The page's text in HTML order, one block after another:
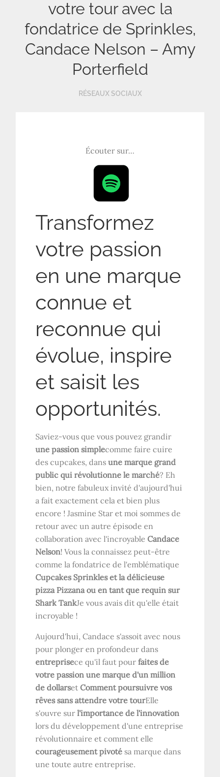
votre tour avec la
fondatrice de Sprinkles,
Candace Nelson – Amy
Porterfield
RÉSEAUX SOCIAUX
Écouter sur…
Transformez
votre passion
en une marque
connue et
reconnue qui
évolue, inspire
et saisit les
opportunités.
Saviez-vous que vous pouvez grandir
une passion simplecomme faire cuire
des cupcakes, dans une marque grand
public qui révolutionne le marché? Eh
bien, notre fabuleux invité d'aujourd'hui
a fait exactement cela et bien plus
encore ! Jasmine Star et moi sommes de
retour avec un autre épisode en
collaboration avec l'incroyableCandace
Nelson! Vous la connaissez peut-être
comme la fondatrice de l'emblématique
Cupcakes Sprinkles et la délicieuse
pizza Pizzana ou en tant que requin sur
Shark TankJe vous avais dit qu'elle était
incroyable !
Aujourd'hui, Candace s'assoit avec nous
pour plonger en profondeur dans
entreprisece qu'il faut pourfaites de
votre passion une marque d'un million
de dollarsetComment poursuivre vos
rêves sans attendre votre tourElle
s'ouvre surl'importance de l'innovation
lors du développement d'une entreprise
révolutionnaire et comment elle
courageusement pivoté sa marque dans
une toute autre entreprise.